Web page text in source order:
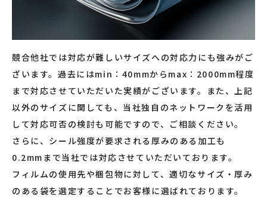
競合他社では対応が難しいサイズへの対応力にも強みがご
ざいます。過去にはmin：40mmからmax：2000mm程度
まで対応させていただいた実績がございます。また、上記
以外のサイズに関しても、当社独自のネットワークを活用
して対応可否の検討も可能ですので、ご相談ください。
さらに、シール強度が要求される厚みのある加工も
0.2mmまで当社では対応させていただいております。
フィルムの使用先や梱包物に対して、適切なサイズ・厚み
のある袋を選定することでお客様に選ばれております。